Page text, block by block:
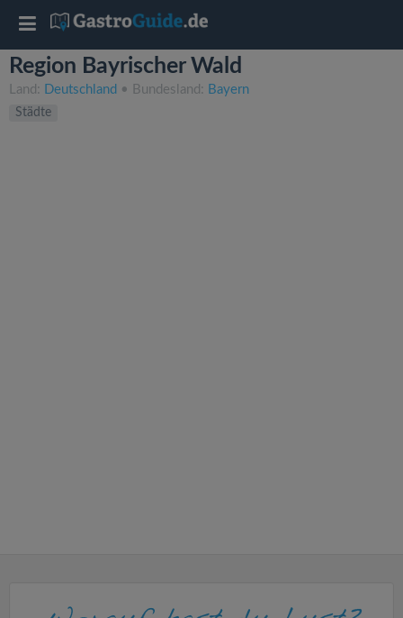
Region Bayrischer Wald
Land: Deutschland • Bundesland: Bayern
Städte
T
o
g